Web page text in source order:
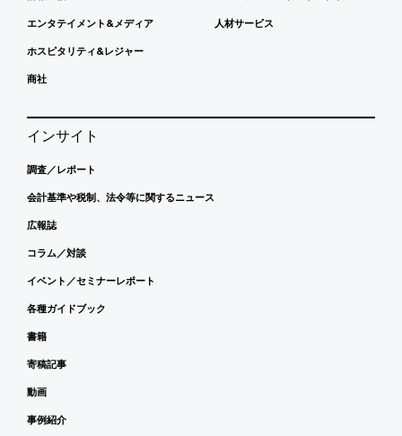
エンタテイメント&メディア
ホスピタリティ&レジャー
商社
人材サービス
インサイト
調査／レポート
会計基準や税制、法令等に関するニュース
広報誌
コラム／対談
イベント／セミナーレポート
各種ガイドブック
書籍
寄稿記事
動画
事例紹介